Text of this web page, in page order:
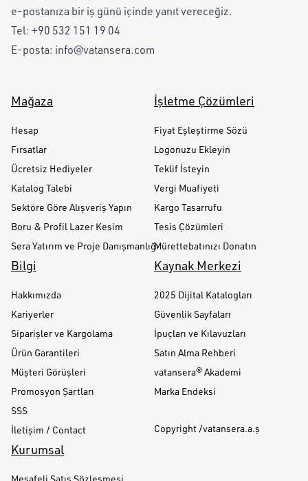
e-postanıza bir iş günü içinde yanıt vereceğiz.
Tel: +90 532 151 19 04
E-posta: info@vatansera.com
Mağaza
Hesap
Fırsatlar
Ücretsiz Hediyeler
Katalog Talebi
Sektöre Göre Alışveriş Yapın
Boru & Profil Lazer Kesim
Sera Yatırım ve Proje Danışmanlığı
İşletme Çözümleri
Fiyat Eşleştirme Sözü
Logonuzu Ekleyin
Teklif İsteyin
Vergi Muafiyeti
Kargo Tasarrufu
Tesis Çözümleri
Mürettebatınızı Donatın
Bilgi
Hakkımızda
Kariyerler
Siparişler ve Kargolama
Ürün Garantileri
Müşteri Görüşleri
Promosyon Şartları
SSS
İletişim / Contact
Kaynak Merkezi
2025 Dijital Katalogları
Güvenlik Sayfaları
İpuçları ve Kılavuzları
Satın Alma Rehberi
vatansera® Akademi
Marka Endeksi
Copyright /vatansera.a.ş
Kurumsal
Mesafeli Satış Sözleşmesi